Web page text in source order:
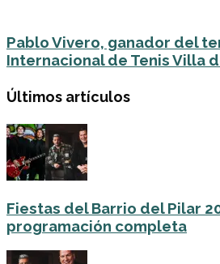
Pablo Vivero, ganador del
Internacional de Tenis Villa
Últimos artículos
Fiestas del Barrio del Pilar
programación completa